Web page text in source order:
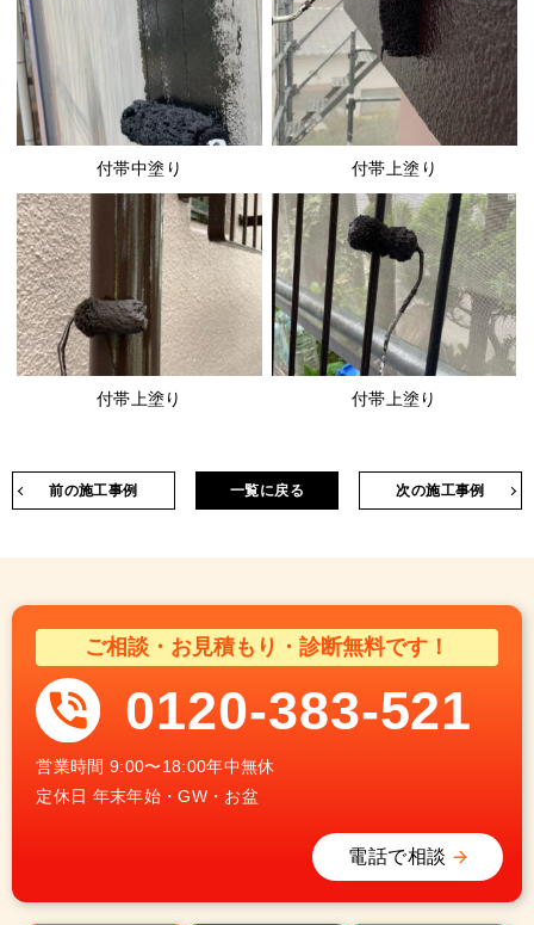
付帯中塗り 付帯上塗り
付帯上塗り 付帯上塗り
前の施工事例 次の施工事例
一覧に戻る
ご相談・お見積もり・診断無料です！
0120-383-521
営業時間 9:00〜18:00年中無休
定休日 年末年始・GW・お盆
電話で相談